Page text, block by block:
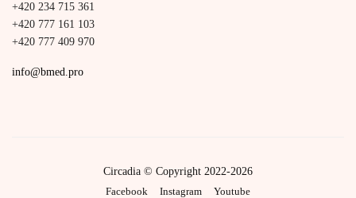
+420 234 715 361
+420 777 161 103
+420 777 409 970
info@bmed.pro
Circadia © Copyright 2022-2026
Facebook
Instagram Youtube